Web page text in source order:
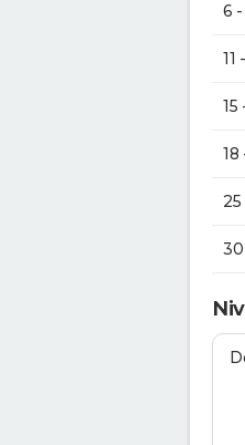
6 -
11
15
18